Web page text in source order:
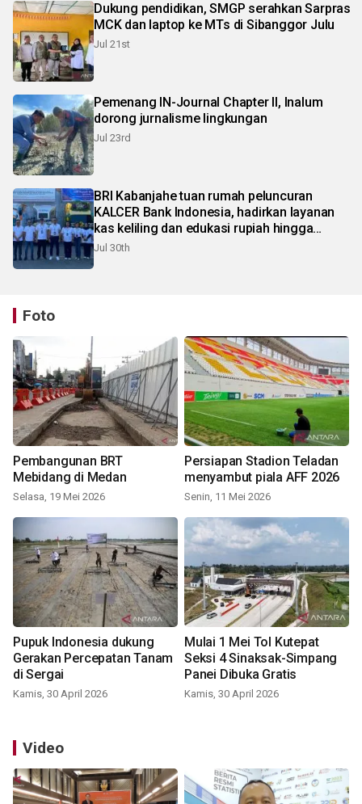
Dukung pendidikan, SMGP serahkan Sarpras
MCK dan laptop ke MTs di Sibanggor Julu
Jul 21st
Pemenang IN-Journal Chapter II, Inalum
dorong jurnalisme lingkungan
Jul 23rd
BRI Kabanjahe tuan rumah peluncuran
KALCER Bank Indonesia, hadirkan layanan
kas keliling dan edukasi rupiah hingga
pelosok Karo
Jul 30th
Foto
Pembangunan BRT
Mebidang di Medan
Selasa, 19 Mei 2026
Persiapan Stadion Teladan
menyambut piala AFF 2026
Senin, 11 Mei 2026
Pupuk Indonesia dukung
Gerakan Percepatan Tanam
di Sergai
Kamis, 30 April 2026
Mulai 1 Mei Tol Kutepat
Seksi 4 Sinaksak-Simpang
Panei Dibuka Gratis
Kamis, 30 April 2026
Video